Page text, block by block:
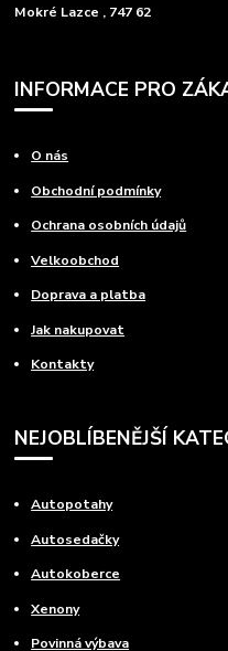
Mokré Lazce , 747 62
INFORMACE PRO
O nás
Obchodní podmínky
Ochrana osobních údajů
Velkoobchod
Doprava a platba
Jak nakupovat
Kontakty
NEJOBLÍBENĚJŠÍ
Autopotahy
Autosedačky
Autokoberce
Xenony
Povinná výbava